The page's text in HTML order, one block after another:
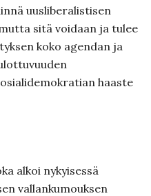
uusliberalistisen
sitä voidaan ja tulee
koko agendan ja
haaste
alkoi nykyisessä
vallankumouksen